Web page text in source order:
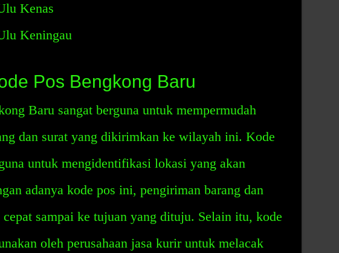
Kenas
Keningau
Pos Bengkong Baru
Baru sangat berguna untuk mempermudah
dan surat yang dikirimkan ke wilayah ini. Kode
untuk mengidentifikasi lokasi yang akan
adanya kode pos ini, pengiriman barang dan
sampai ke tujuan yang dituju. Selain itu, kode
oleh perusahaan jasa kurir untuk melacak